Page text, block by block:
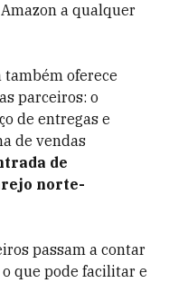
a qualquer
oferece
parceiros: o
de entregas e
de vendas
de
norte-
passam a contar
que pode facilitar e